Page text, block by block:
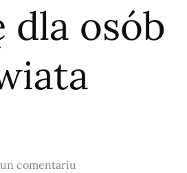
dla osób
comentariu